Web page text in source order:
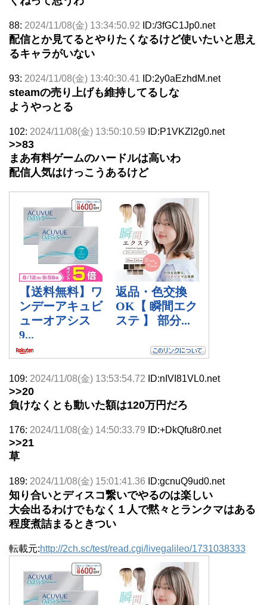
88: 2024/11/08(金) 13:34:50.92 ID:/3fGC1Jp0.net
配信とか見てるとやりたくなるけど使いたいと思え
るキャラがいない
93: 2024/11/08(金) 13:40:30.41 ID:2y0aEzhdM.net
steamの売り上げも維持してるしな
ようやっとる
102: 2024/11/08(金) 13:50:10.59 ID:P1VKZl2g0.net
>>83
まあ有料ゲームのハードルは高いわ
配信人気はけっこうあるけど
109: 2024/11/08(金) 13:53:54.72 ID:nIVI81VL0.net
>>20
負けなくとも動いた額は120万円だろ
176: 2024/11/08(金) 14:50:33.79 ID:+DkQfu8r0.net
>>21
草
189: 2024/11/08(金) 15:01:41.36 ID:gcnuQ9ud0.net
知り合いとディスコ繋いでやるのは楽しい
大会出るわけでもなく１人で黙々とランクマはある
程度煮詰まるときつい
転載元:http://2ch.sc/test/read.cgi/livegalileo/1731038333